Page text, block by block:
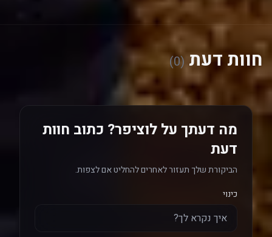
חוות דעת(0)
מה דעתך על לוציפר? כתוב חוות
דעת
הביקורת שלך תעזור לאחרים להחליט אם לצפות.
כינוי